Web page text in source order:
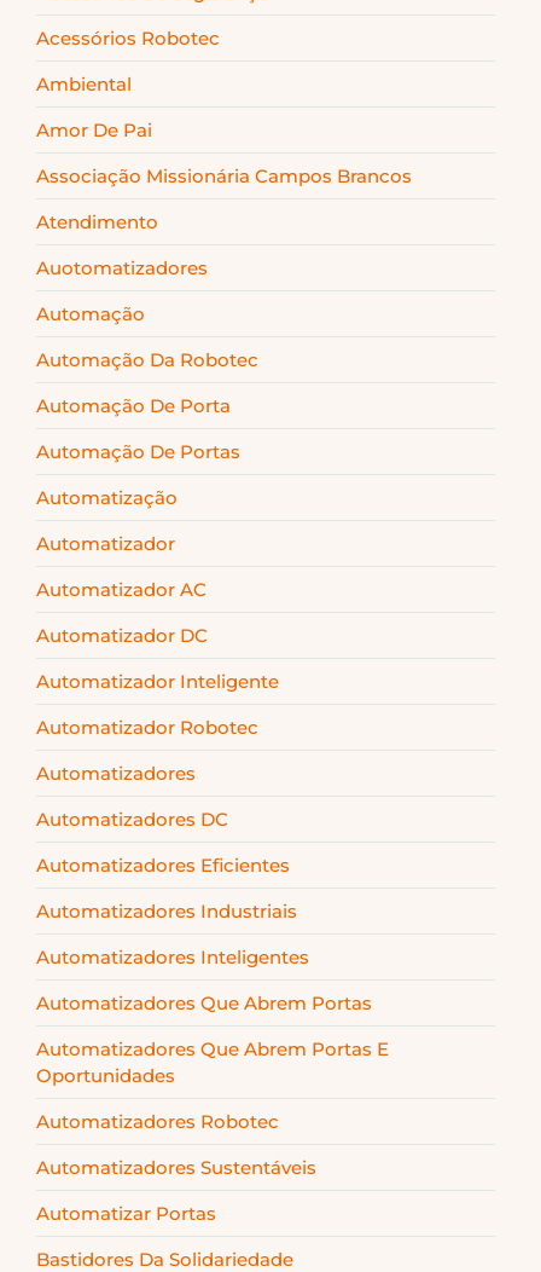
Acessórios Robotec
Ambiental
Amor De Pai
Associação Missionária Campos Brancos
Atendimento
Auotomatizadores
Automação
Automação Da Robotec
Automação De Porta
Automação De Portas
Automatização
Automatizador
Automatizador AC
Automatizador DC
Automatizador Inteligente
Automatizador Robotec
Automatizadores
Automatizadores DC
Automatizadores Eficientes
Automatizadores Industriais
Automatizadores Inteligentes
Automatizadores Que Abrem Portas
Automatizadores Que Abrem Portas E
Oportunidades
Automatizadores Robotec
Automatizadores Sustentáveis
Automatizar Portas
Bastidores Da Solidariedade